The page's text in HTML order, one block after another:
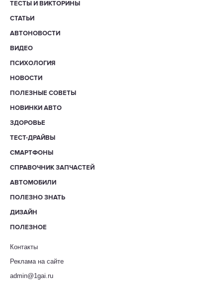
ТЕСТЫ И ВИКТОРИНЫ
СТАТЬИ
АВТОНОВОСТИ
ВИДЕО
ПСИХОЛОГИЯ
НОВОСТИ
ПОЛЕЗНЫЕ СОВЕТЫ
НОВИНКИ АВТО
ЗДОРОВЬЕ
ТЕСТ-ДРАЙВЫ
СМАРТФОНЫ
СПРАВОЧНИК ЗАПЧАСТЕЙ
АВТОМОБИЛИ
ПОЛЕЗНО ЗНАТЬ
ДИЗАЙН
ПОЛЕЗНОЕ
Контакты
Реклама на сайте
admin@1gai.ru